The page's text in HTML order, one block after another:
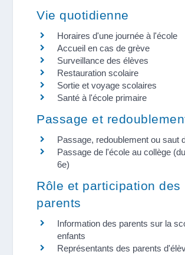
Vie quotidienne
Horaires d'une journée à l'école
Accueil en cas de grève
Surveillance des élèves
Restauration scolaire
Sortie et voyage scolaires
Santé à l'école primaire
Passage et
Passage, redoublement ou saut
Passage de l'école au collège
6e)
Rôle et participation des
parents
Information des parents sur la
enfants
Représentants des parents